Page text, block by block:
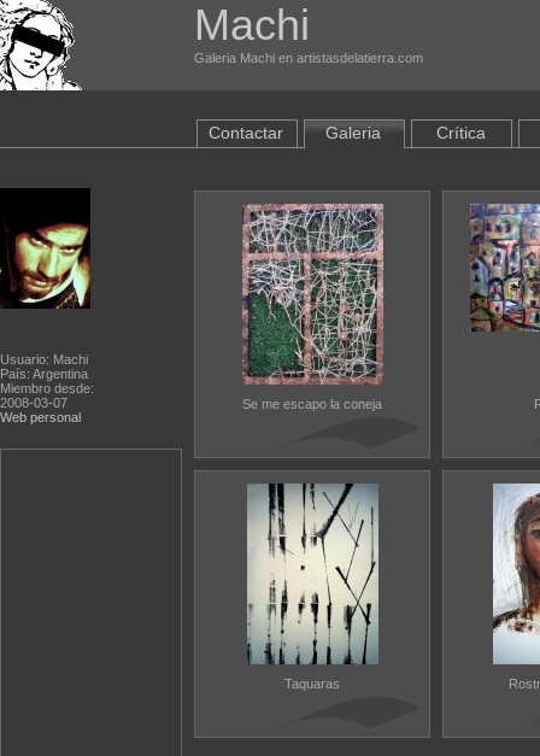
Machi
Galeria Machi en artistasdelatierra.com
Usuario: Machi
País: Argentina
Miembro desde:
2008-03-07
Web personal
Contactar Galeria Crítica
Se me escapo la coneja
Taquaras